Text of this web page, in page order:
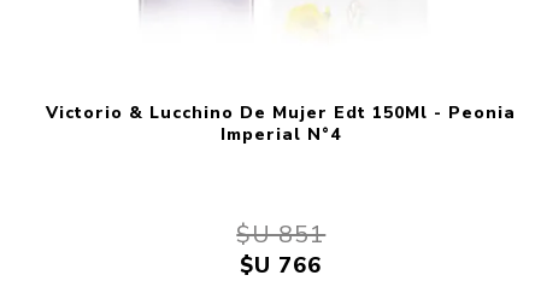
Victorio & Lucchino De Mujer Edt 150Ml - Peonia
Imperial N°4
$U 851
$U 766